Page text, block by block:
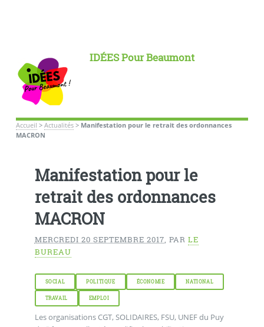
IDÉES Pour Beaumont
Accueil > Actualités> Manifestation pour le retrait des ordonnances
MACRON
Manifestation pour le
retrait des ordonnances
MACRON
MERCREDI 20 SEPTEMBRE 2017, PAR LE
BUREAU
SOCIAL POLITIQUE ÉCONOMIE NATIONAL
TRAVAIL EMPLOI
Les organisations CGT, SOLIDAIRES, FSU, UNEF du Puy